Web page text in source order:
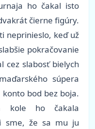
ho čakal isto
čierne figúry.
neprinieslo, keď už
pokračovanie
cez slabosť bielych
súpera
bod bez boja.
kole ho čakala
sme, že sa mu ju